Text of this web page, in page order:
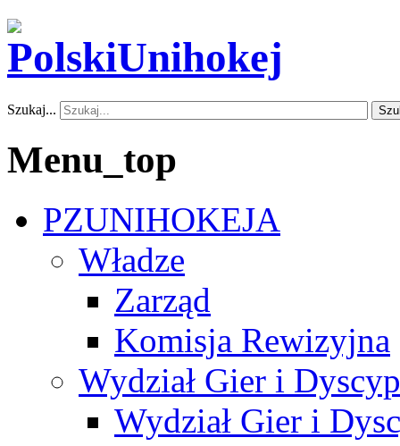
Szukaj...
Menu_top
PZUNIHOKEJA
Władze
Zarząd
Komisja Rewizyjna
Wydział Gier i
Wydział Gier i